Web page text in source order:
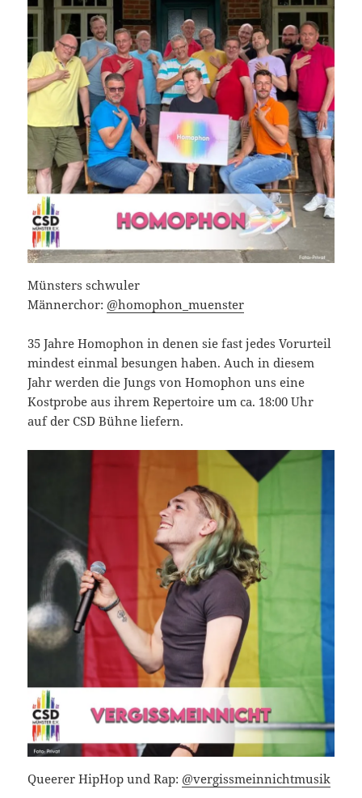
Münsters schwuler
Männerchor: @homophon_muenster
35 Jahre Homophon in denen sie fast jedes Vorurteil
mindest einmal besungen haben. Auch in diesem
Jahr werden die Jungs von Homophon uns eine
Kostprobe aus ihrem Repertoire um ca. 18:00 Uhr
auf der CSD Bühne liefern.
Queerer HipHop und Rap: @vergissmeinnichtmusik